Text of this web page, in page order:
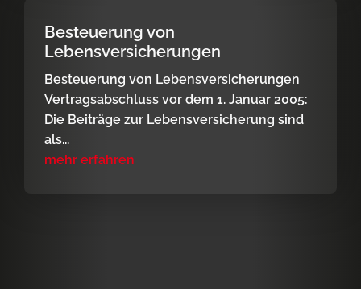
Besteuerung von
Lebensversicherungen
Besteuerung von Lebensversicherungen
Vertragsabschluss vor dem 1. Januar 2005:
Die Beiträge zur Lebensversicherung sind
als...
mehr erfahren